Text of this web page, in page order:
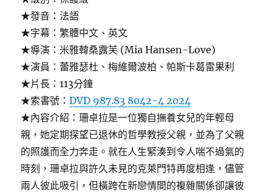
★發音：法語
★字幕：繁體中文、英文
★導演：米雅韓桑露芙 (Mia Hansen-Love)
★演員：蕾雅瑟杜、梅維爾波柏、帕斯卡葛雷果利
★片長：113分鐘
★索書號：DVD 987.83 8042-4 2024
★內容介紹：珊卓拉是一位獨自撫養女兒的年輕母
親，她定期探望已退休的哲學教授父親，並為了父親
的照護而全力奔走。就在人生緊湊到令人喘不過氣的
時刻，珊卓拉與許久未見的克萊門特再度相逢，儘管
兩人彼此吸引，但橫跨在新戀情間的複雜關係卻讓彼